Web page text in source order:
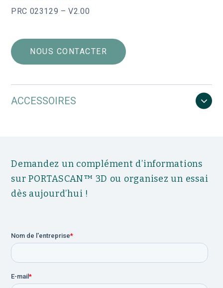
PRC 023129 – V2.00
NOUS CONTACTER
ACCESSOIRES
Demandez un complément d’informations
sur PORTASCAN™ 3D ou organisez un essai
dès aujourd’hui !